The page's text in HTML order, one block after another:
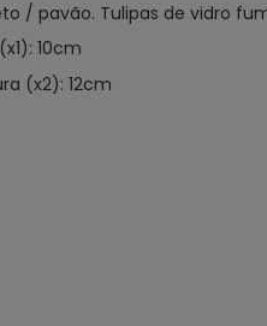
/ pavão. Tulipas de vidro
10cm
(x2): 12cm